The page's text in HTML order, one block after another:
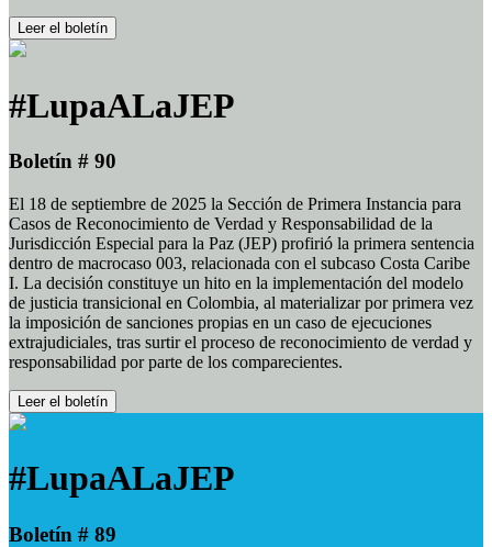
Leer el boletín
#LupaALaJEP
Boletín # 90
El 18 de septiembre de 2025 la Sección de Primera Instancia para
Casos de Reconocimiento de Verdad y Responsabilidad de la
Jurisdicción Especial para la Paz (JEP) profirió la primera sentencia
dentro de macrocaso 003, relacionada con el subcaso Costa Caribe
I. La decisión constituye un hito en la implementación del modelo
de justicia transicional en Colombia, al materializar por primera vez
la imposición de sanciones propias en un caso de ejecuciones
extrajudiciales, tras surtir el proceso de reconocimiento de verdad y
responsabilidad por parte de los comparecientes.
Leer el boletín
#LupaALaJEP
Boletín # 89